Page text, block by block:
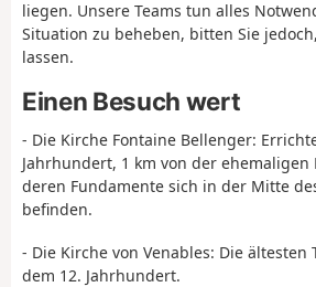
liegen. Unsere Teams tun alles
Situation zu beheben, bitten Sie
lassen.
Einen Besuch wert
- Die Kirche Fontaine Bellenger:
Jahrhundert, 1 km von der
deren Fundamente sich in der Mitte
befinden.
- Die Kirche von Venables: Die ältesten
dem 12. Jahrhundert.